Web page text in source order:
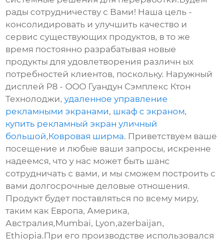
рады сотрудничеству с Вами! Наша цель -
консолидировать и улучшить качество и
сервис существующих продуктов, в то же
время постоянно разрабатывая новые
продукты для удовлетворения различн ых
потребностей клиентов, поскольку. Наружный
дисплей P8 - ООО Гуандун Сэмплекс Ктон
Технолоджи,удаленное управление
рекламными экранами, шкаф с экраном,
купить рекламный экран уличный
большой,Ковровая ширма. Приветствуем ваше
посещение и любые ваши запросы, искренне
надеемся, что у нас может быть шанс
сотрудничать с вами, и мы сможем построить с
вами долгосрочные деловые отношения.
Продукт будет поставляться по всему миру,
таким как Европа, Америка,
Австралия,Mumbai, Lyon,azerbaijan,
Ethiopia.При его производстве использовался